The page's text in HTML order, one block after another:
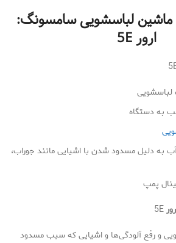
ماشین لباسشویی سامسونگ:
ارور5E
لباسشویی
به دستگاه
به دلیل مسدود شدن با اشیایی مانند جوراب،
پمپ
5E
و رفع آلودگی‌ها و اشیایی که سبب مسدود